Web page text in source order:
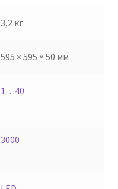
3,2 кг
595 × 595 × 50 мм
1…40
3000